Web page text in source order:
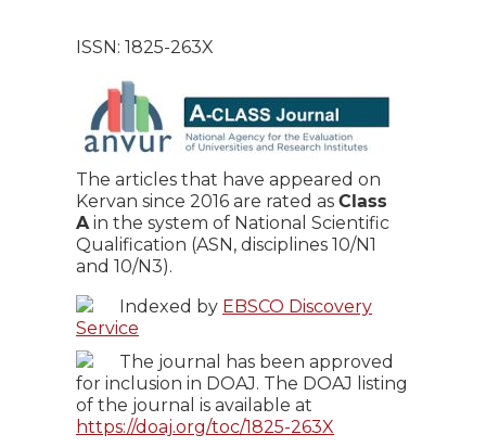
ISSN: 1825-263X
The articles that have appeared on
Kervan since 2016 are rated as Class
Ain the system of National Scientific
Qualification (ASN, disciplines 10/N1
and 10/N3).
Indexed by EBSCO Discovery
Service
The journal has been approved
for inclusion in DOAJ. The DOAJ listing
of the journal is available at
https://doaj.org/toc/1825-263X